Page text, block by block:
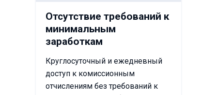
Отсутствие требований к
минимальным
заработкам
Круглосуточный и ежедневный
доступ к комиссионным
отчислениям без требований к